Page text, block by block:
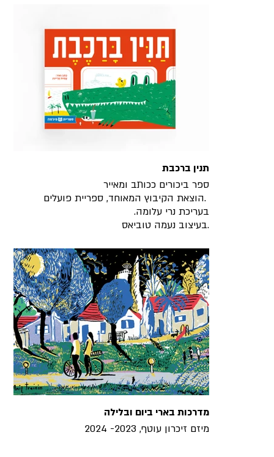
תנין ברכבת
ספר ביכורים ככותב ומאייר
הוצאת הקיבוץ המאוחד, ספריית פועלים.
.בעריכת נרי עלומה
בעיצוב נעמה טוביאס.
מדרכות בארי ביום ובלילה
מיזם זיכרון עוטף, 2023- 2024